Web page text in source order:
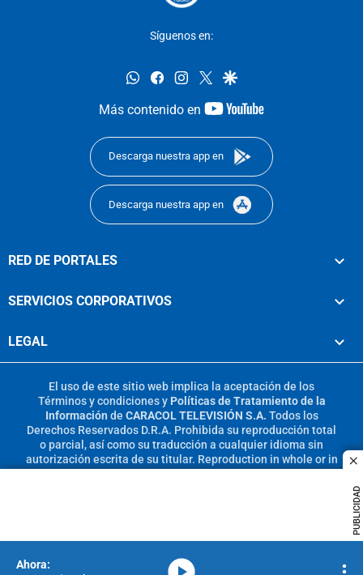
PUBLICIDAD
Síguenos en:
whatsappfacebookinstagram
twittergoogle
Más contenido en
youtube-
Descarga nuestra app en
Descarga nuestra app en
RED DE PORTALES
SERVICIOS CORPORATIVOS
LEGAL
El uso de este sitio web implica la aceptación de los
Términos y condicionesy Políticas de Tratamiento de la
Información de CARACOL TELEVISIÓN S.A. Todos los
Derechos Reservados D.R.A. Prohibida su reproducción total
o parcial, así como su traducción a cualquier idioma sin
autorización escrita de su titular. Reproduction in whole or in